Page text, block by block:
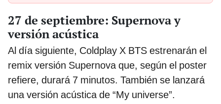
27 de septiembre: Supernova y
versión acústica
Al día siguiente, Coldplay X BTS estrenarán el
remix versión Supernova que, según el poster
refiere, durará 7 minutos. También se lanzará
una versión acústica de “My universe”.